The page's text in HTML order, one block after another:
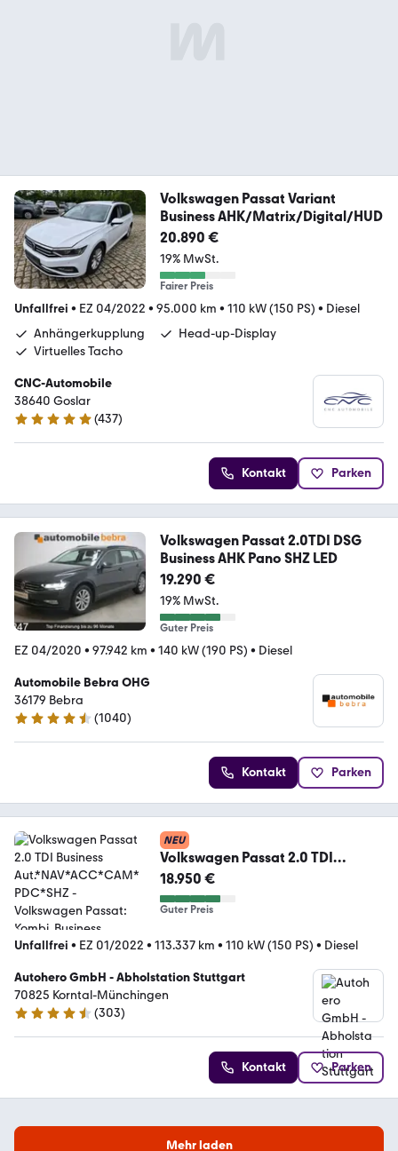
Volkswagen Passat Variant
Business AHK/Matrix/Digital/HUD
20.890 €
19% MwSt.
Fairer Preis
Unfallfrei • EZ 04/2022 • 95.000 km • 110 kW (150 PS) • Diesel
Anhängerkupplung
Head-up-Display
Virtuelles Tacho
CNC-Automobile
38640 Goslar
4.9 Sterne
(437)
Kontakt Parken
Volkswagen Passat 2.0TDI DSG
Business AHK Pano SHZ LED
19.290 €
19% MwSt.
Guter Preis
EZ 04/2020 • 97.942 km • 140 kW (190 PS) • Diesel
Automobile Bebra OHG
36179 Bebra
4.5 Sterne
(1040)
Kontakt Parken
NEU
Volkswagen Passat 2.0 TDI
Business
Aut.*NAV*ACC*CAM*PDC*SHZ
18.950 €
Guter Preis
Unfallfrei • EZ 01/2022 • 113.337 km • 110 kW (150 PS) • Diesel
Autohero GmbH - Abholstation Stuttgart
70825 Korntal-Münchingen
4.4 Sterne
(303)
Kontakt Parken
Mehr laden